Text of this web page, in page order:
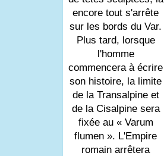
encore tout s'arrête
sur les bords du Var.
Plus tard, lorsque
l'homme
commencera à écrire
son histoire, la limite
de la Transalpine et
de la Cisalpine sera
fixée au « Varum
flumen ». L'Empire
romain arrêtera